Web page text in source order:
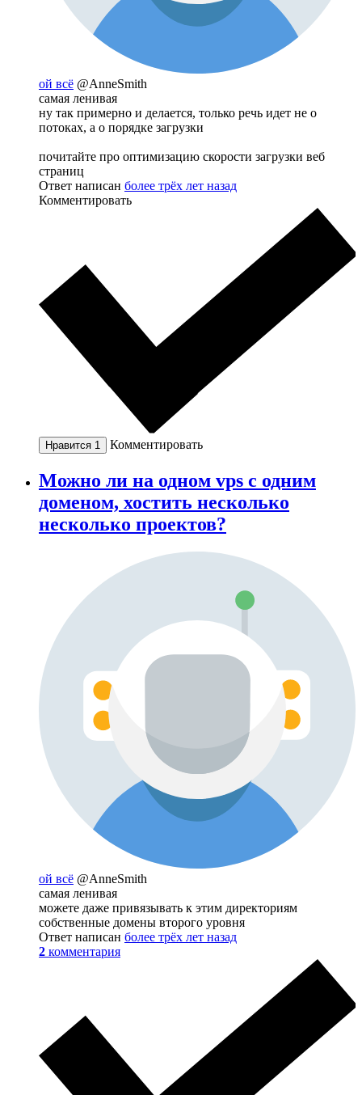
ой всё @AnneSmith
самая ленивая
ну так примерно и делается, только речь идет не о
потоках, а о порядке загрузки
почитайте про оптимизацию скорости загрузки веб
страниц
Ответ написан более трёх лет назад
Комментировать
Нравится 1 Комментировать
Можно ли на одном vps с одним
доменом, хостить несколько
несколько проектов?
ой всё @AnneSmith
самая ленивая
можете даже привязывать к этим директориям
собственные домены второго уровня
Ответ написан более трёх лет назад
2 комментария